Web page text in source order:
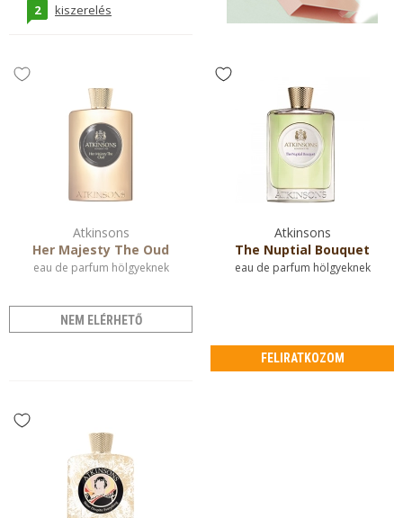
2 kiszerelés
Atkinsons
Her Majesty The Oud
eau de parfum hölgyeknek
NEM ELÉRHETŐ
Atkinsons
The Nuptial Bouquet
eau de parfum hölgyeknek
FELIRATKOZOM